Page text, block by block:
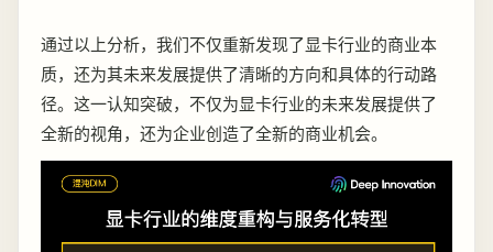
通过以上分析，我们不仅重新发现了显卡行业的商业本
质，还为其未来发展提供了清晰的方向和具体的行动路
径。这一认知突破，不仅为显卡行业的未来发展提供了
全新的视角，还为企业创造了全新的商业机会。